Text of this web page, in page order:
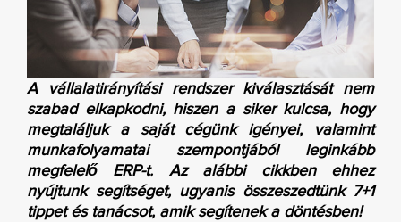
A vállalatirányítási rendszer kiválasztását nem
szabad elkapkodni, hiszen a siker kulcsa, hogy
megtaláljuk a saját cégünk igényei, valamint
munkafolyamatai szempontjából leginkább
megfelelő ERP-t. Az alábbi cikkben ehhez
nyújtunk segítséget, ugyanis összeszedtünk 7+1
tippet és tanácsot, amik segítenek a döntésben!